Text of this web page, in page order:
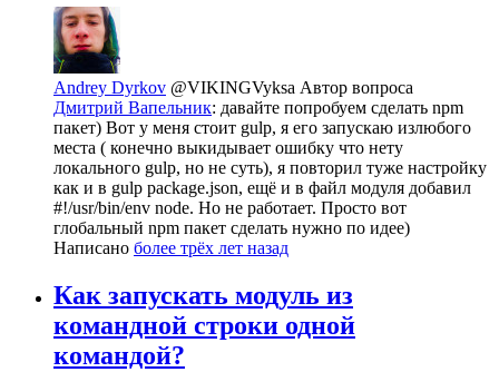
Andrey Dyrkov @VIKINGVyksa Автор вопроса
Дмитрий Вапельник: давайте попробуем сделать npm
пакет) Вот у меня стоит gulp, я его запускаю излюбого
места ( конечно выкидывает ошибку что нету
локального gulp, но не суть), я повторил туже настройку
как и в gulp package.json, ещё и в файл модуля добавил
#!/usr/bin/env node. Но не работает. Просто вот
глобальный npm пакет сделать нужно по идее)
Написано более трёх лет назад
Как запускать модуль из
командной строки одной
командой?